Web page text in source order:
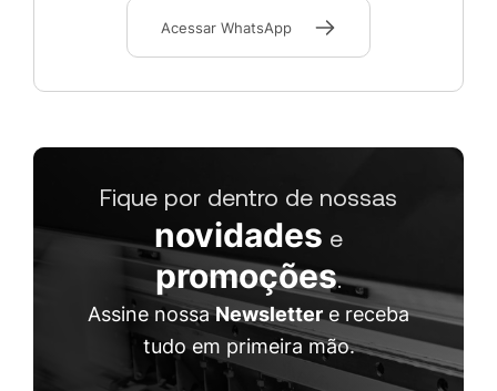
Acessar WhatsApp
Fique por dentro de nossas
novidades e
promoções.
Assine nossaNewslettere receba
tudo em primeira mão.